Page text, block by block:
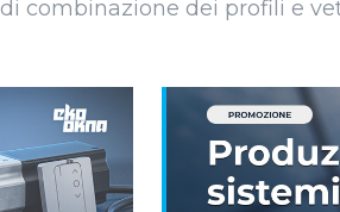
combinazione dei profili e